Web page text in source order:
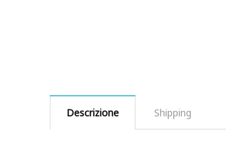
Descrizione Shipping